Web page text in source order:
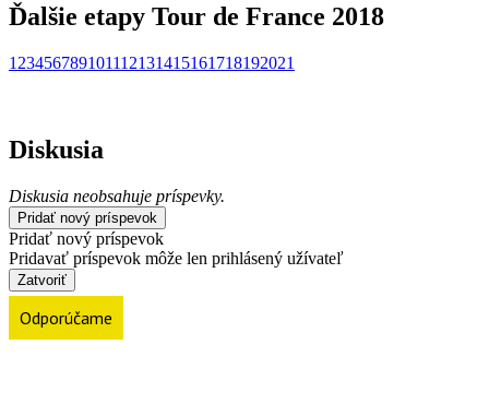
Ďalšie etapy Tour de France 2018
1 23456789101112131415161718192021
Diskusia
Diskusia neobsahuje príspevky.
Pridať nový príspevok
Pridať nový príspevok
Pridavať príspevok môže len prihlásený užívateľ
Zatvoriť
Odporúčame